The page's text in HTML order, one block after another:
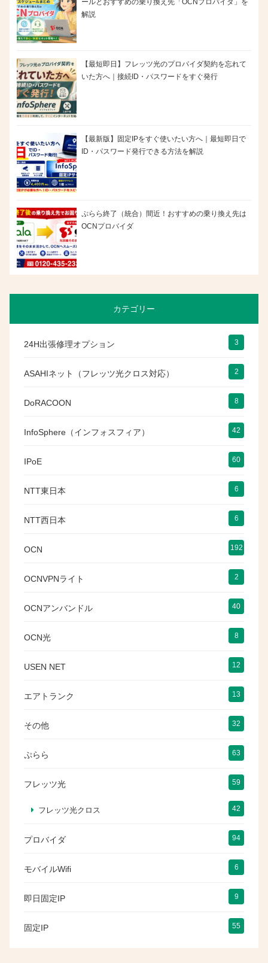
ールとおすすめの乗り換え先「OCNプロバイダ」を
解説
【最短即日】フレッツ光のプロバイダ契約を忘れて
いた方へ｜接続ID・パスワードをすぐ発行
【最新版】固定IPをすぐ使いたい方へ｜最短即日で
ID・パスワード発行できる方法を解説
ぷらら終了（統合）間近！おすすめの乗り換え先は
OCNプロバイダ
カテゴリー
24H出張修理オプション 3
ASAHIネット（フレッツ光クロス対応） 2
DoRACOON 8
InfoSphere（インフォスフィア） 42
IPoE 60
NTT東日本 6
NTT西日本 6
OCN 192
OCNVPNライト 2
OCNアンバンドル 40
OCN光 8
USEN NET 12
エアトランク 13
その他 32
ぷらら 63
フレッツ光 59
フレッツ光クロス 42
プロバイダ 94
モバイルWifi 6
即日固定IP 9
固定IP 55